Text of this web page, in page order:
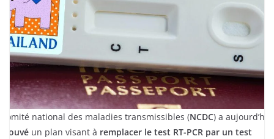
national des maladies transmissibles (NCDC) a aujourd’hui
un plan visant à remplacer le test RT-PCR par un test